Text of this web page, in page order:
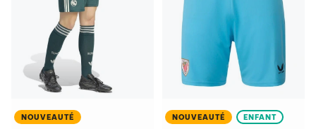
NOUVEAUTÉ NOUVEAUTÉ ENFANT